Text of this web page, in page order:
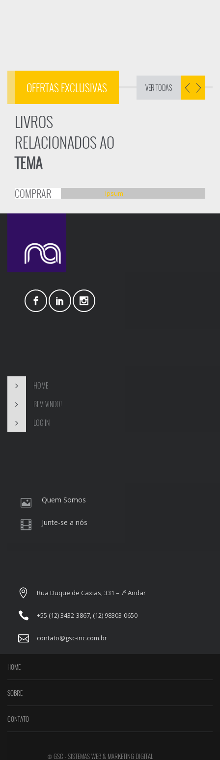
OFERTAS EXCLUSIVAS VER TODAS
LIVROS
RELACIONADOS AO
TEMA
COMPRAR
HOME
BEM VINDO!
LOG IN
Quem Somos
Junte-se a nós
Rua Duque de Caxias, 331 – 7º Andar
+55 (12) 3432-3867, (12) 98303-0650
contato@gsc-inc.com.br
HOME
SOBRE
CONTATO
© GSC - SISTEMAS WEB & MARKETING DIGITAL